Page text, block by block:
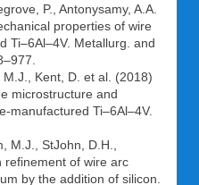
P., Antonysamy, A.A.
properties of wire
Ti–6Al–4V. Metallurg. and
Kent, D. et al. (2018)
microstructure and
manufactured Ti–6Al–4V.
M.J., StJohn, D.H.,
refinement of wire arc
by the addition of silicon.